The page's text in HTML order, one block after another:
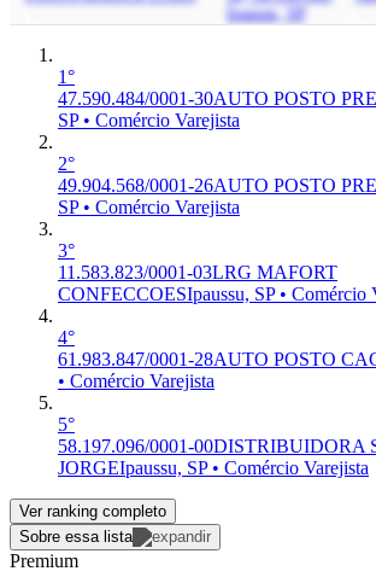
Ipaussu, SP
1°
47.590.484/0001-30AUTO POSTO
SP • Comércio Varejista
2°
49.904.568/0001-26AUTO POSTO
SP • Comércio Varejista
3°
11.583.823/0001-03LRG MAFORT
CONFECCOESIpaussu, SP • Comércio
4°
61.983.847/0001-28AUTO POSTO
• Comércio Varejista
5°
58.197.096/0001-00DISTRIBUIDORA
JORGEIpaussu, SP • Comércio Varejista
Ver ranking completo
Sobre essa lista
Premium